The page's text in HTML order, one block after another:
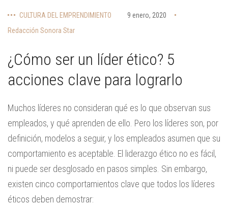
CULTURA DEL EMPRENDIMIENTO
9 enero, 2020
Redacción Sonora Star
¿Cómo ser un líder ético? 5
acciones clave para lograrlo
Muchos líderes no consideran qué es lo que observan sus
empleados, y qué aprenden de ello. Pero los líderes son, por
definición, modelos a seguir, y los empleados asumen que su
comportamiento es aceptable. El liderazgo ético no es fácil,
ni puede ser desglosado en pasos simples. Sin embargo,
existen cinco comportamientos clave que todos los líderes
éticos deben demostrar: